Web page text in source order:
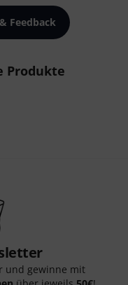
Feedback
Produkte
und gewinne mit